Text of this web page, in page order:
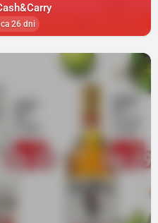
26 dni